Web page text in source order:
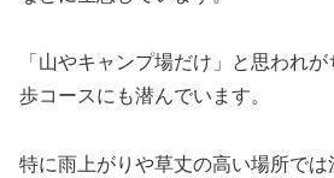
「山やキャンプ場だけ」と思われ
歩コースにも潜んでいます。
特に雨上がりや草丈の高い場所では